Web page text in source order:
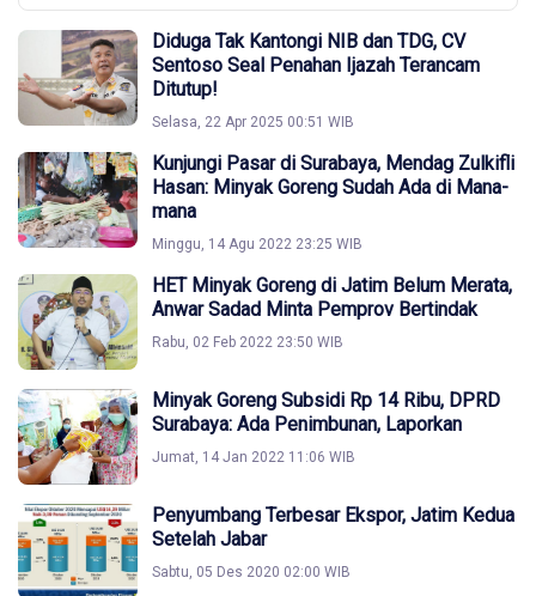
Diduga Tak Kantongi NIB dan TDG, CV
Sentoso Seal Penahan Ijazah Terancam
Ditutup!
Selasa, 22 Apr 2025 00:51 WIB
Kunjungi Pasar di Surabaya, Mendag Zulkifli
Hasan: Minyak Goreng Sudah Ada di Mana-
mana
Minggu, 14 Agu 2022 23:25 WIB
HET Minyak Goreng di Jatim Belum Merata,
Anwar Sadad Minta Pemprov Bertindak
Rabu, 02 Feb 2022 23:50 WIB
Minyak Goreng Subsidi Rp 14 Ribu, DPRD
Surabaya: Ada Penimbunan, Laporkan
Jumat, 14 Jan 2022 11:06 WIB
Penyumbang Terbesar Ekspor, Jatim Kedua
Setelah Jabar
Sabtu, 05 Des 2020 02:00 WIB